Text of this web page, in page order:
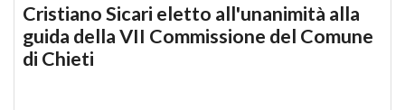
Cristiano Sicari eletto all'unanimità alla
guida della VII Commissione del Comune
di Chieti